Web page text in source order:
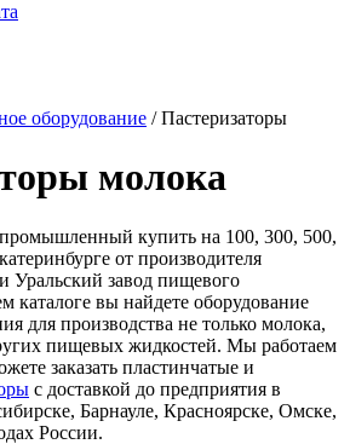
оборудование /Пастеризаторы
молока
купить на 100, 300, 500,
от производителя
Уральский завод пищевого
каталоге вы найдете оборудование
для производства не только молока,
пищевых жидкостей. Мы работаем
заказать пластинчатые и
с доставкой до предприятия в
Барнауле, Красноярске, Омске,
России.